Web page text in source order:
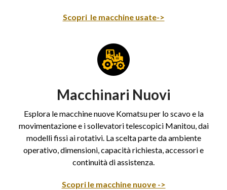
Scopri le macchine usate->
Macchinari Nuovi
Esplora le macchine nuove Komatsu per lo scavo e la
movimentazione e i sollevatori telescopici Manitou, dai
modelli fissi ai rotativi. La scelta parte da ambiente
operativo, dimensioni, capacità richiesta, accessori e
continuità di assistenza.
Scopri le macchine nuove ->